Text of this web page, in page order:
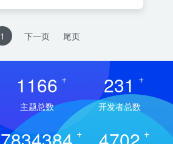
1 下一页 尾页
1166 +
主题总数
231 +
开发者总数
+ +